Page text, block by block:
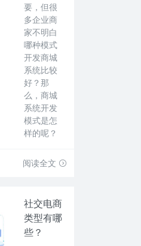
要，但很
多企业商
家不明白
哪种模式
开发商城
系统比较
好？那
么，商城
系统开发
模式是怎
样的呢？
阅读全文
社交电商
类型有哪
些？